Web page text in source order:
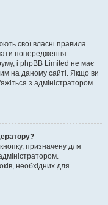
свої власні правила.
попередження.
і phpBB Limited не має
на даному сайті. Якщо ви
з адміністратором
призначену для
необхідних для